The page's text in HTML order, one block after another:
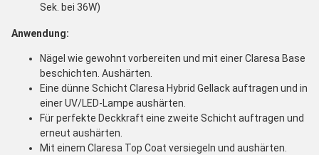
Sek. bei 36W)
Anwendung:
Nägel wie gewohnt vorbereiten und mit einer Claresa Base
beschichten. Aushärten.
Eine dünne Schicht Claresa Hybrid Gellack auftragen und in
einer UV/LED-Lampe aushärten.
Für perfekte Deckkraft eine zweite Schicht auftragen und
erneut aushärten.
Mit einem Claresa Top Coat versiegeln und aushärten.